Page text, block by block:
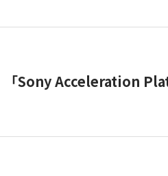
「Sony Acceleration